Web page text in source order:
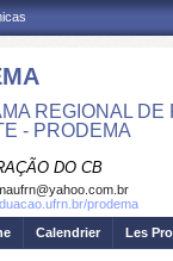
REGIONAL
- PRODEMA
DO CB
prodema
Calendrier Les